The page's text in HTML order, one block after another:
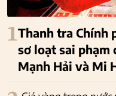
1Thanh tra Chính
sơ loạt sai phạm
Mạnh Hải và Mi